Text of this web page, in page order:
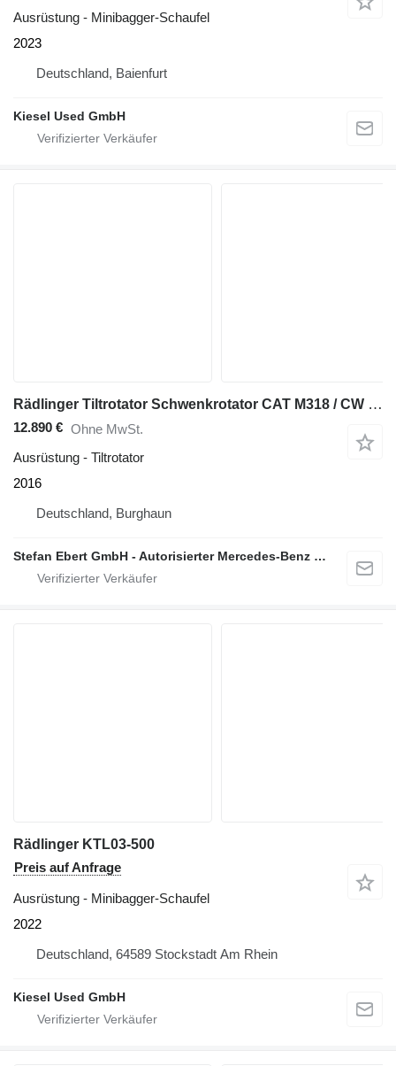
Ausrüstung - Minibagger-Schaufel
2023
Deutschland, Baienfurt
Kiesel Used GmbH
Rädlinger Tiltrotator Schwenkrotator CAT M318 / CW 40 / 2016
12.890 € Ohne MwSt.
Ausrüstung - Tiltrotator
2016
Deutschland, Burghaun
Stefan Ebert GmbH - Autorisierter Mercedes-Benz Servicepartner
Rädlinger KTL03-500
Preis auf Anfrage
Ausrüstung - Minibagger-Schaufel
2022
Deutschland, 64589 Stockstadt Am Rhein
Kiesel Used GmbH